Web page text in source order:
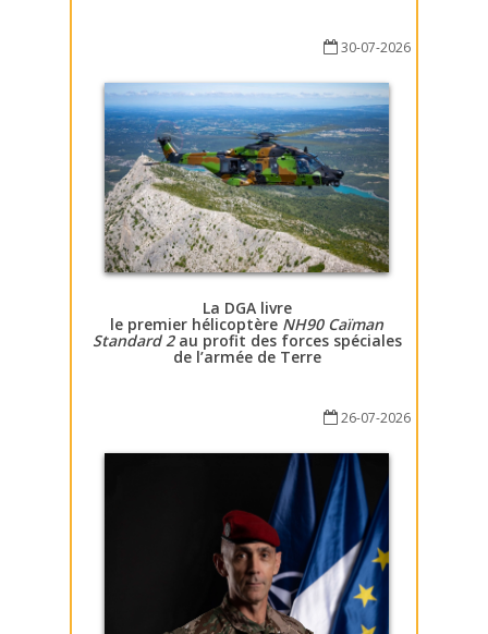
30-07-2026
La DGA livre
le premier hélicoptère NH90 Caïman
Standard 2au profit des forces spéciales
de l’armée de Terre
26-07-2026